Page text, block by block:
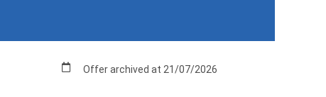
Offer archived at 21/07/2026